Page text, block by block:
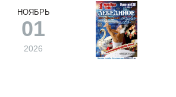
НОЯБРЬ
01
2026